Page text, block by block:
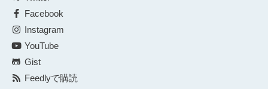
Facebook
Instagram
YouTube
Gist
Feedlyで購読